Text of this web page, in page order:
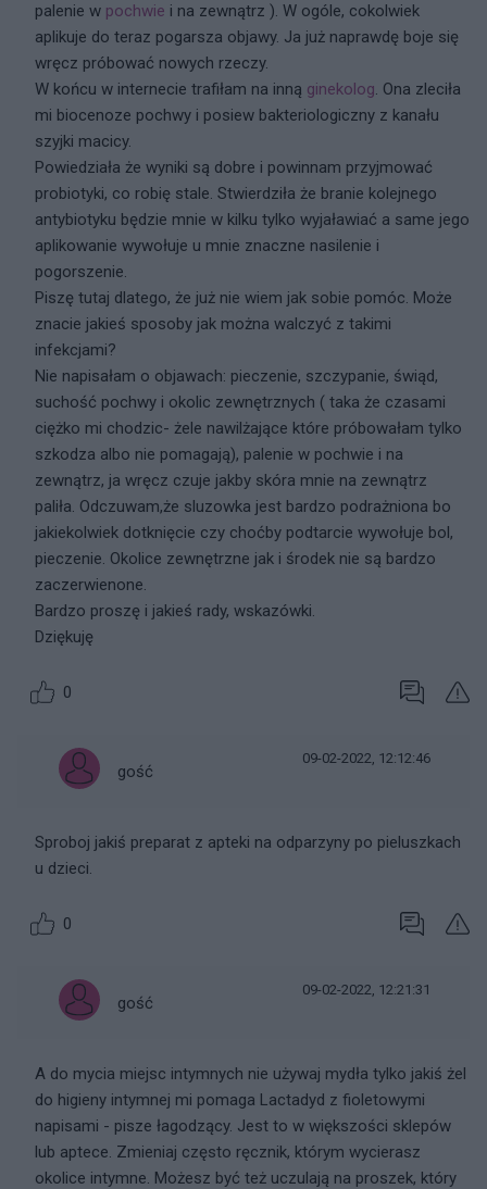
palenie w pochwie i na zewnątrz ). W ogóle, cokolwiek
aplikuje do teraz pogarsza objawy. Ja już naprawdę boje się
wręcz próbować nowych rzeczy.
W końcu w internecie trafiłam na inną ginekolog. Ona zleciła
mi biocenoze pochwy i posiew bakteriologiczny z kanału
szyjki macicy.
Powiedziała że wyniki są dobre i powinnam przyjmować
probiotyki, co robię stale. Stwierdziła że branie kolejnego
antybiotyku będzie mnie w kilku tylko wyjaławiać a same jego
aplikowanie wywołuje u mnie znaczne nasilenie i
pogorszenie.
Piszę tutaj dlatego, że już nie wiem jak sobie pomóc. Może
znacie jakieś sposoby jak można walczyć z takimi
infekcjami?
Nie napisałam o objawach: pieczenie, szczypanie, świąd,
suchość pochwy i okolic zewnętrznych ( taka że czasami
ciężko mi chodzic- żele nawilżające które próbowałam tylko
szkodza albo nie pomagają), palenie w pochwie i na
zewnątrz, ja wręcz czuje jakby skóra mnie na zewnątrz
paliła. Odczuwam,że sluzowka jest bardzo podrażniona bo
jakiekolwiek dotknięcie czy choćby podtarcie wywołuje bol,
pieczenie. Okolice zewnętrzne jak i środek nie są bardzo
zaczerwienone.
Bardzo proszę i jakieś rady, wskazówki.
Dziękuję
0
gość
09-02-2022, 12:12:46
Sproboj jakiś preparat z apteki na odparzyny po pieluszkach
u dzieci.
0
gość
09-02-2022, 12:21:31
A do mycia miejsc intymnych nie używaj mydła tylko jakiś żel
do higieny intymnej mi pomaga Lactadyd z fioletowymi
napisami - pisze łagodzący. Jest to w większości sklepów
lub aptece. Zmieniaj często ręcznik, którym wycierasz
okolice intymne. Możesz być też uczulają na proszek, który